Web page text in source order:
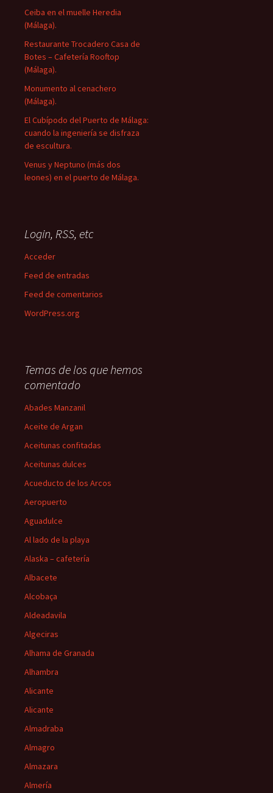
Ceiba en el muelle Heredia
(Málaga).
Restaurante Trocadero Casa de
Botes – Cafetería Rooftop
(Málaga).
Monumento al cenachero
(Málaga).
El Cubípodo del Puerto de Málaga:
cuando la ingeniería se disfraza
de escultura.
Venus y Neptuno (más dos
leones) en el puerto de Málaga.
Login, RSS, etc
Acceder
Feed de entradas
Feed de comentarios
WordPress.org
Temas de los que hemos
comentado
Abades Manzanil
Aceite de Argan
Aceitunas confitadas
Aceitunas dulces
Acueducto de los Arcos
Aeropuerto
Aguadulce
Al lado de la playa
Alaska – cafetería
Albacete
Alcobaça
Aldeadavila
Algeciras
Alhama de Granada
Alhambra
Alicante
Alicante
Almadraba
Almagro
Almazara
Almería